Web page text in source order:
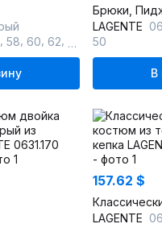
58 60 62
Брюки,
LAGENTE
50
В
157.62 $
LAGENTE